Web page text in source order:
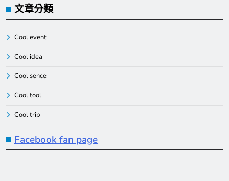
文章分類
Cool event
Cool idea
Cool sence
Cool tool
Cool trip
Facebook fan page